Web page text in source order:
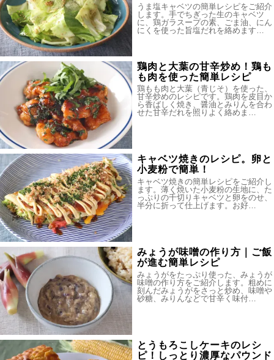
うま塩キャベツの簡単レシピをご紹介
します。手でちぎった生のキャベツ
に、鶏ガラスープの素、ごま油、にん
にくを使った旨塩だれを絡めます…
鶏肉と大葉の甘辛炒め！鶏も
も肉を使った簡単レシピ
鶏もも肉と大葉（青じそ）を使った、
甘辛炒めのレシピです。鶏肉を皮目か
ら香ばしく焼き、醤油とみりんを合わ
せた甘辛だれを照りよく絡めま…
キャベツ焼きのレシピ。卵と
小麦粉で簡単！
キャベツ焼きの簡単レシピをご紹介し
ます。薄く焼いた小麦粉の生地に、た
っぷりの千切りキャベツと卵をのせ、
半分に折って仕上げます。お好…
みょうが味噌の作り方｜ご飯
が進む簡単レシピ
みょうがをたっぷり使った、みょうが
味噌の作り方をご紹介します。粗めに
刻んだみょうがをさっと炒め、味噌や
砂糖、みりんなどで甘辛く味付…
とうもろこしケーキのレシ
ピ！しっとり濃厚なパウンド